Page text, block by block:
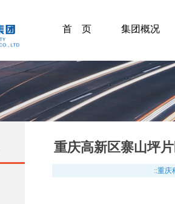
首 页 集团概况
重庆高新区寨山坪
::重庆